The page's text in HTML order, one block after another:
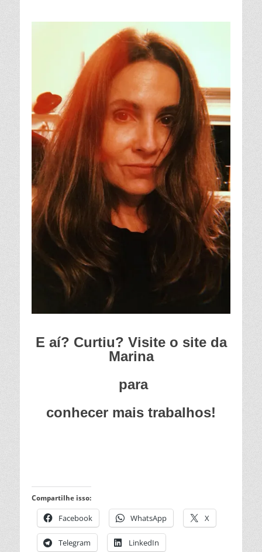
E aí? Curtiu? Visite o site da
Marina
para
conhecer mais trabalhos!
Compartilhe isso:
Facebook WhatsApp X
Telegram LinkedIn